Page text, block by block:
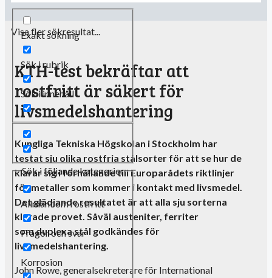
Visa fler sökresultat...
Exakt sökning
Sök i rubrik
Sök i innehåll
Sök i följande kategorier
Allmänt om rostfritt
Frågor och svar
Korrosion
KTH-test bekräftar att
rostfritt är säkert för
livsmedelshantering
Kungliga Tekniska Högskolan i Stockholm har
testat sju olika rostfria stålsorter för att se hur de
klarar sig i förhållande till Europarådets riktlinjer
för metaller som kommer i kontakt med livsmedel.
Det glädjande resultatet är att alla sju sorterna
klarade provet. Såväl austeniter, ferriter
somduplexastål godkändes för
livsmedelshantering.
John Rowe, generalsekreterare för International